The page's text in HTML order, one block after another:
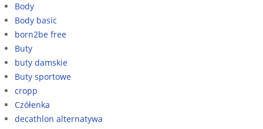
Body
Body basic
born2be free
Buty
buty damskie
Buty sportowe
cropp
Czółenka
decathlon alternatywa